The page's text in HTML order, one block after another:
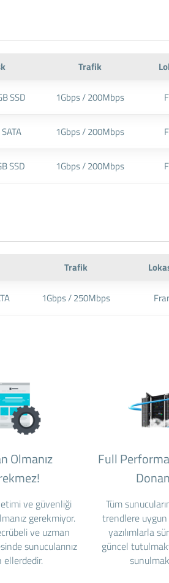
Trafik
SSD 1Gbps / 200Mbps
1Gbps / 200Mbps
SSD 1Gbps / 200Mbps
Trafik
1Gbps / 250Mbps
Olmanız
ve güvenliği
gerekmiyor.
ve uzman
sunucularınız
ellerdedir.
Full
Tüm
trendlere uygun
yazılımlarla
güncel